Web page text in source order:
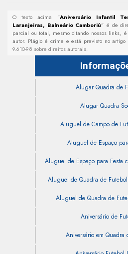
O texto acima "Aniversário Infantil
Laranjeiras, Balneário Camboriú" é de
parcial ou total, mesmo citando nossos links,
autor. Plágio é crime e está previsto no
9.610-98 sobre direitos autorais.
Alugar Quadra de
Alugar Quadra
Aluguel de Campo de
Aluguel de Espaço
Aluguel de Espaço para Festa
Aluguel de Quadra de
Aluguel de Quadra de
Aniversário de
Aniversário em Quadra